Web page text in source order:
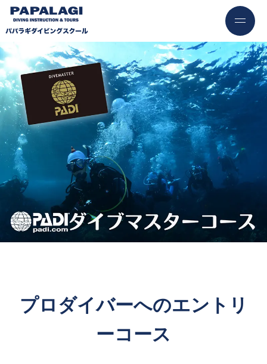
プロダイバーへのエントリ
ーコース